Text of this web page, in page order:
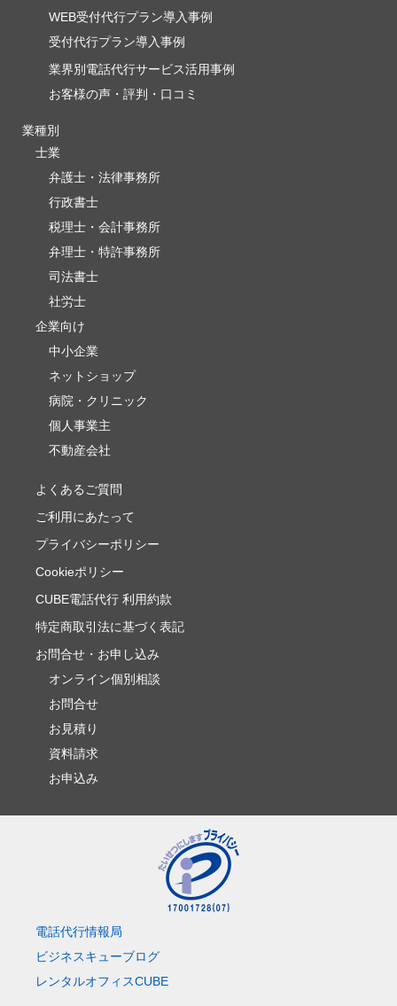
WEB受付代行プラン導入事例
受付代行プラン導入事例
業界別電話代行サービス活用事例
お客様の声・評判・口コミ
業種別
士業
弁護士・法律事務所
行政書士
税理士・会計事務所
弁理士・特許事務所
司法書士
社労士
企業向け
中小企業
ネットショップ
病院・クリニック
個人事業主
不動産会社
よくあるご質問
ご利用にあたって
プライバシーポリシー
Cookieポリシー
CUBE電話代行 利用約款
特定商取引法に基づく表記
お問合せ・お申し込み
オンライン個別相談
お問合せ
お見積り
資料請求
お申込み
電話代行情報局
ビジネスキューブログ
レンタルオフィスCUBE